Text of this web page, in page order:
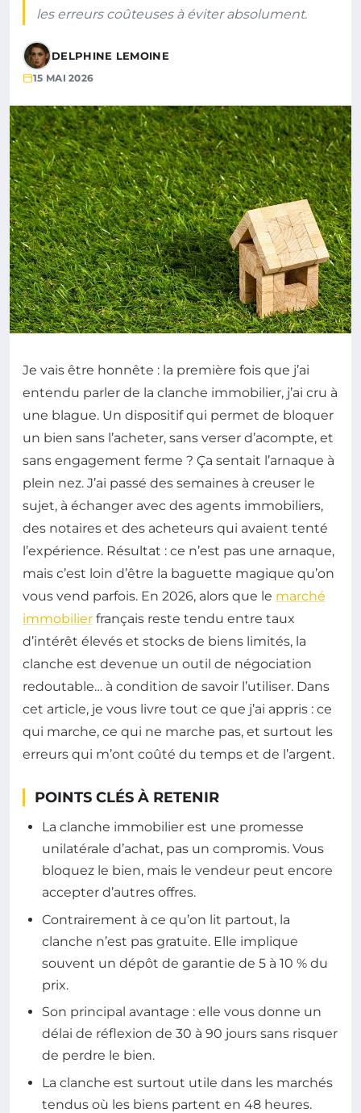
les erreurs coûteuses à éviter absolument.
DELPHINE LEMOINE
15 MAI 2026
Je vais être honnête : la première fois que j’ai
entendu parler de la clanche immobilier, j’ai cru à
une blague. Un dispositif qui permet de bloquer
un bien sans l’acheter, sans verser d’acompte, et
sans engagement ferme ? Ça sentait l’arnaque à
plein nez. J’ai passé des semaines à creuser le
sujet, à échanger avec des agents immobiliers,
des notaires et des acheteurs qui avaient tenté
l’expérience. Résultat : ce n’est pas une arnaque,
mais c’est loin d’être la baguette magique qu’on
vous vend parfois. En 2026, alors que le marché
immobilier français reste tendu entre taux
d’intérêt élevés et stocks de biens limités, la
clanche est devenue un outil de négociation
redoutable… à condition de savoir l’utiliser. Dans
cet article, je vous livre tout ce que j’ai appris : ce
qui marche, ce qui ne marche pas, et surtout les
erreurs qui m’ont coûté du temps et de l’argent.
POINTS CLÉS À RETENIR
La clanche immobilier est une promesse
unilatérale d’achat, pas un compromis. Vous
bloquez le bien, mais le vendeur peut encore
accepter d’autres offres.
Contrairement à ce qu’on lit partout, la
clanche n’est pas gratuite. Elle implique
souvent un dépôt de garantie de 5 à 10 % du
prix.
Son principal avantage : elle vous donne un
délai de réflexion de 30 à 90 jours sans risquer
de perdre le bien.
La clanche est surtout utile dans les marchés
tendus où les biens partent en 48 heures.